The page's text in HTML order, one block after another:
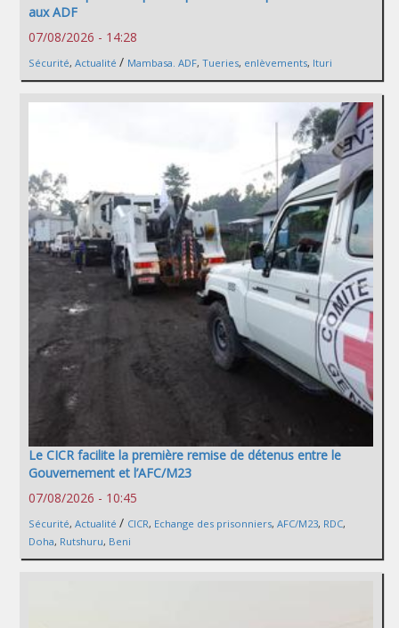
aux ADF
07/08/2026 - 14:28
Sécurité, Actualité / Mambasa. ADF, Tueries, enlèvements, Ituri
Le CICR facilite la première remise de détenus entre le
Gouvernement et l’AFC/M23
07/08/2026 - 10:45
Sécurité, Actualité / CICR, Echange des prisonniers, AFC/M23, RDC,
Doha, Rutshuru, Beni